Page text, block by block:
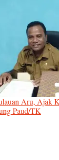
Aru, Ajak
Paud/TK